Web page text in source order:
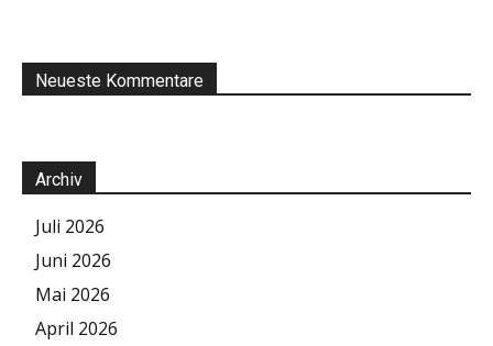
Neueste Kommentare
Archiv
Juli 2026
Juni 2026
Mai 2026
April 2026